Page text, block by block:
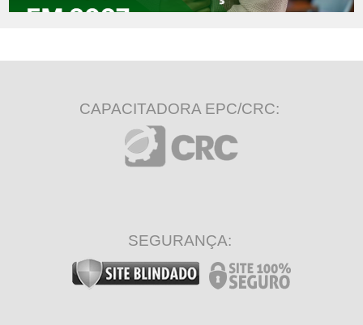
CAPACITADORA EPC/CRC:
SEGURANÇA: